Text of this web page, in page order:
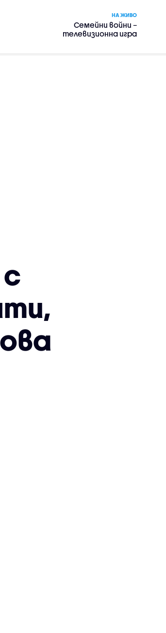
НА ЖИВО
Семейни войни –
телевизионна игра